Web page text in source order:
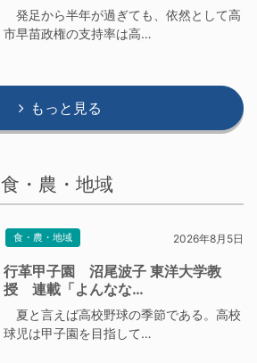
発足から半年が過ぎても、依然として高
市早苗政権の支持率は高…
もっと見る
食・農・地域
食・農・地域 2026年8月5日
行革甲子園 沼尾波子 東洋大学教
授 連載「よんなな…
夏と言えば高校野球の季節である。高校
球児は甲子園を目指して…